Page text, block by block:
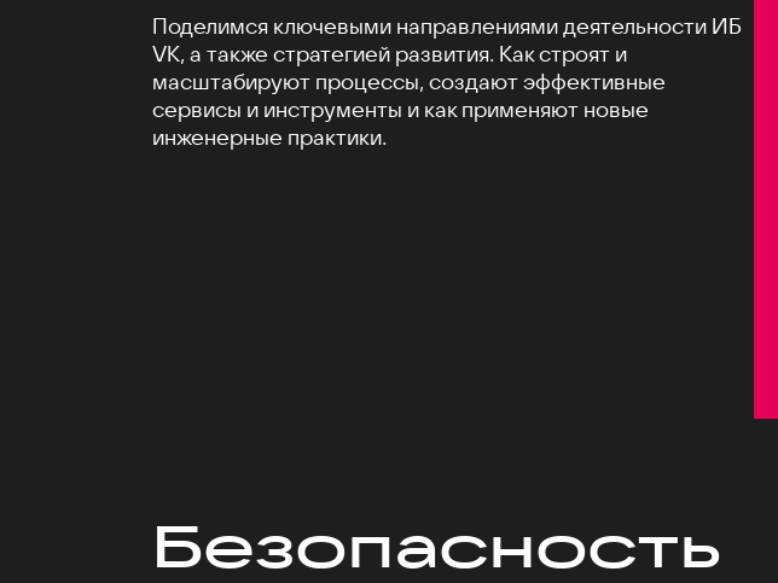
Поделимся ключевыми направлениями деятельности ИБ
VK, а также стратегией развития. Как строят и
масштабируют процессы, создают эффективные
сервисы и инструменты и как применяют новые
инженерные практики.
Безопасность